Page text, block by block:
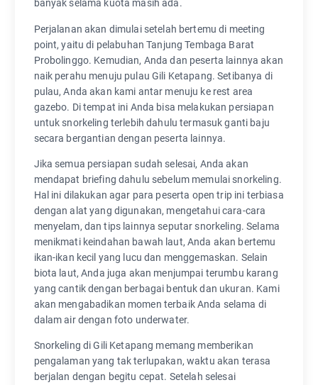
banyak selama kuota masih ada.
Perjalanan akan dimulai setelah bertemu di meeting
point, yaitu di pelabuhan Tanjung Tembaga Barat
Probolinggo. Kemudian, Anda dan peserta lainnya akan
naik perahu menuju pulau Gili Ketapang. Setibanya di
pulau, Anda akan kami antar menuju ke rest area
gazebo. Di tempat ini Anda bisa melakukan persiapan
untuk snorkeling terlebih dahulu termasuk ganti baju
secara bergantian dengan peserta lainnya.
Jika semua persiapan sudah selesai, Anda akan
mendapat briefing dahulu sebelum memulai snorkeling.
Hal ini dilakukan agar para peserta open trip ini terbiasa
dengan alat yang digunakan, mengetahui cara-cara
menyelam, dan tips lainnya seputar snorkeling. Selama
menikmati keindahan bawah laut, Anda akan bertemu
ikan-ikan kecil yang lucu dan menggemaskan. Selain
biota laut, Anda juga akan menjumpai terumbu karang
yang cantik dengan berbagai bentuk dan ukuran. Kami
akan mengabadikan momen terbaik Anda selama di
dalam air dengan foto underwater.
Snorkeling di Gili Ketapang memang memberikan
pengalaman yang tak terlupakan, waktu akan terasa
berjalan dengan begitu cepat. Setelah selesai